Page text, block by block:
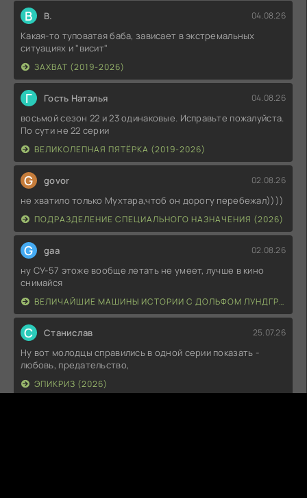
В В. 04.08.26
Какая-то туповатая баба, зависает в экстремальных
ситуациях и "висит"
ЗАХВАТ (2019-2026)
Г Гость Наталья 04.08.26
восьмой сезон 22 и 23 одинаковые. Исправьте пожалуйста.
По сути не 22 серии
ВЕЛИКОЛЕПНАЯ ПЯТЁРКА (2019-2026)
G govor 02.08.26
не хватило только Мухтара,чтоб он дорогу перебежал))))
ПОДРАЗДЕЛЕНИЕ СПЕЦИАЛЬНОГО НАЗНАЧЕНИЯ (2026)
G gaa 02.08.26
ну СУ-57 этоже вообще летать не умеет, лучше в кино
снимайся
ВЕЛИЧАЙШИЕ МАШИНЫ ИСТОРИИ С ДОЛЬФОМ ЛУНДГРЕНОМ (2026)
С Станислав 25.07.26
Ну вот молодцы справились в одной серии показать -
любовь, предательство,
ЭПИКРИЗ (2026)